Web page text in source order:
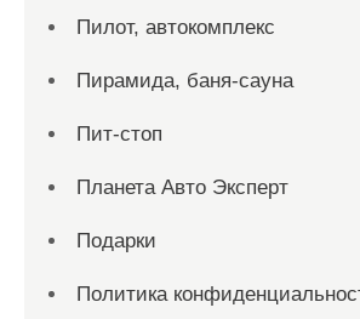
Пилот, автокомплекс
Пирамида, баня-сауна
Пит-стоп
Планета Авто Эксперт
Подарки
Политика